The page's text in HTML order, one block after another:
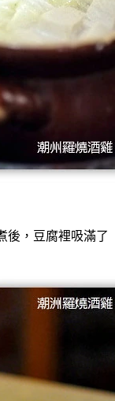
後，豆腐裡吸滿了